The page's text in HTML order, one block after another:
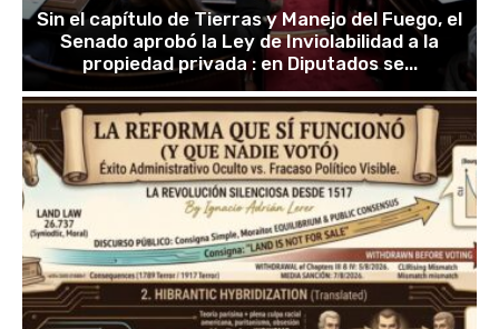
Sin el capítulo de Tierras y Manejo del Fuego, el
Senado aprobó la Ley de Inviolabilidad a la
propiedad privada : en Diputados se...